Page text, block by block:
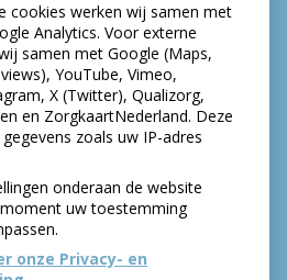
cookies werken wij samen met
Analytics. Voor externe
samen met Google (Maps,
YouTube, Vimeo,
X (Twitter), Qualizorg,
en ZorgkaartNederland. Deze
zoals uw IP-adres
onderaan de website
uw toestemming
onze Privacy- en